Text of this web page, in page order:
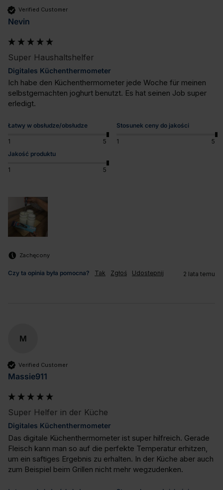
Verified Customer
Nevin
Super Haushaltshelfer
Digitales Küchenthermometer
Ich habe den Küchenthermometer jede Woche für meinen
selbstgemachten joghurt benutzt. Es hat seinen Job super
erledigt.
Łatwy w obsłudze/obsłudze
1 5
Stosunek ceny do jakości
1
5
Jakość produktu
1 5
Zachęcony
Czy ta opinia była pomocna? Tak Zgłoś Udostępnij 2 lata temu
M
Verified Customer
Massie911
Super Helfer in der Küche
Digitales Küchenthermometer
Das digitale Küchenthermometer ist super hilfreich. Gerade
Fleisch kann man so auf die perfekte Temperatur erhitzen,
um ein saftiges Ergebnis zu erhalten. In der Küche aber auch
zum Beispiel beim Grillen nicht mehr wegzudenken.